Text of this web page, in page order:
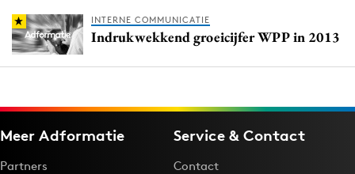
INTERNE COMMUNICATIE
Indrukwekkend groeicijfer WPP in 2013
Meer Adformatie
Partners
Service & Contact
Contact